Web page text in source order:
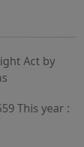
Act by
This year :